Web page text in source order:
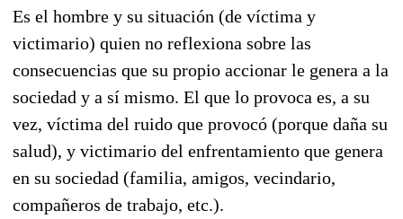
Es el hombre y su situación (de víctima y
victimario) quien no reflexiona sobre las
consecuencias que su propio accionar le genera a la
sociedad y a sí mismo. El que lo provoca es, a su
vez, víctima del ruido que provocó (porque daña su
salud), y victimario del enfrentamiento que genera
en su sociedad (familia, amigos, vecindario,
compañeros de trabajo, etc.).